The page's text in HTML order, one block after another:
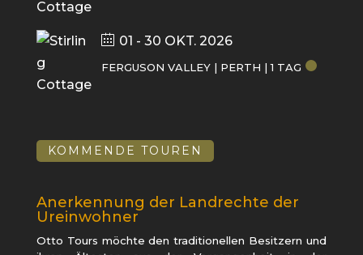
01 - 30 OKT. 2026
FERGUSON VALLEY | PERTH | 1 TAG
KOMMENDE TOUREN
Anerkennung der Landrechte der
Ureinwohner
Otto Tours möchte den traditionellen Besitzern und